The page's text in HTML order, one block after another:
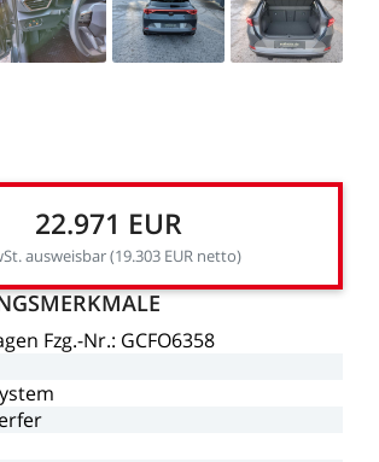
22.971 EUR
ausweisbar(19.303 EUR netto)
Fzg.-Nr.: GCFO6358